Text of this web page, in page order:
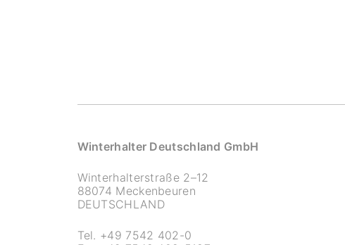
Winterhalter Deutschland GmbH
Winterhalterstraße 2–12
88074 Meckenbeuren
DEUTSCHLAND
Tel. +49 7542 402-0